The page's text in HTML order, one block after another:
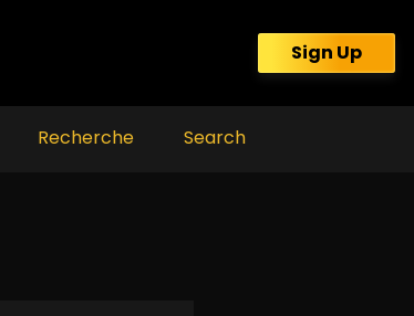
Sign Up
Recherche Search